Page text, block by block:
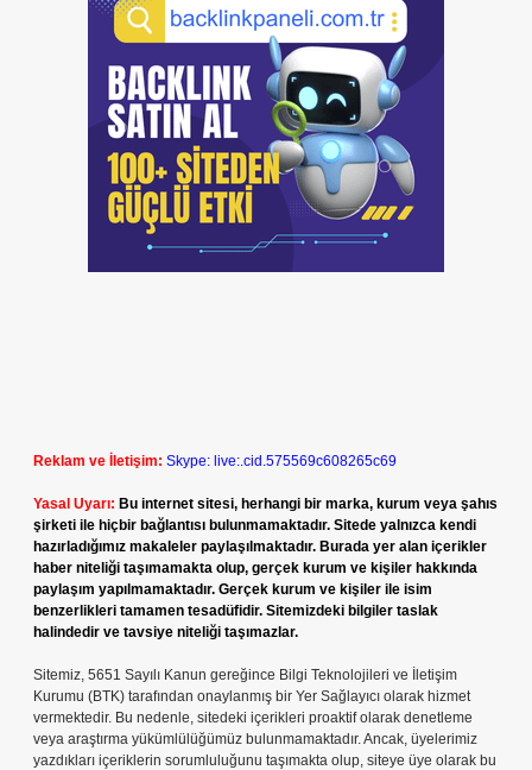
Reklam ve İletişim: Skype: live:.cid.575569c608265c69
Yasal Uyarı: Bu internet sitesi, herhangi bir marka, kurum veya şahıs
şirketi ile hiçbir bağlantısı bulunmamaktadır. Sitede yalnızca kendi
hazırladığımız makaleler paylaşılmaktadır. Burada yer alan içerikler
haber niteliği taşımamakta olup, gerçek kurum ve kişiler hakkında
paylaşım yapılmamaktadır. Gerçek kurum ve kişiler ile isim
benzerlikleri tamamen tesadüfidir. Sitemizdeki bilgiler taslak
halindedir ve tavsiye niteliği taşımazlar.
Sitemiz, 5651 Sayılı Kanun gereğince Bilgi Teknolojileri ve İletişim
Kurumu (BTK) tarafından onaylanmış bir Yer Sağlayıcı olarak hizmet
vermektedir. Bu nedenle, sitedeki içerikleri proaktif olarak denetleme
veya araştırma yükümlülüğümüz bulunmamaktadır. Ancak, üyelerimiz
yazdıkları içeriklerin sorumluluğunu taşımakta olup, siteye üye olarak bu